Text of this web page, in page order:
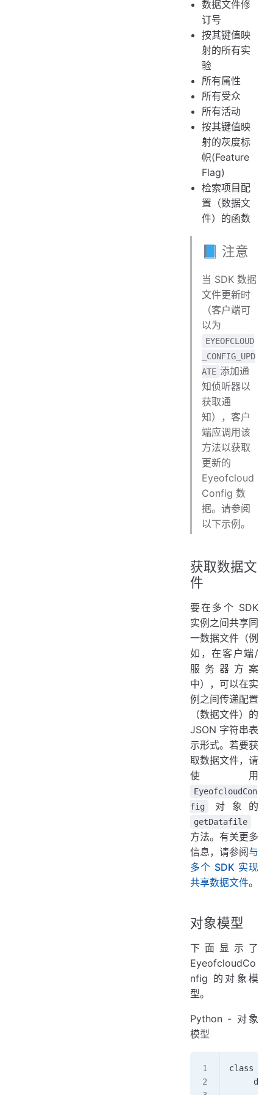
数据文件修
订号
按其键值映
射的所有实
验
所有属性
所有受众
所有活动
按其键值映
射的灰度标
帜(Feature
Flag)
检索项目配
置（数据文
件）的函数
📘 注意
当 SDK 数据
文件更新时
（客户端可
以为
EYEOFCLOUD
_CONFIG_UPD
ATE 添加通
知侦听器以
获取通
知），客户
端应调用该
方法以获取
更新的
Eyeofcloud
Config 数
据。请参阅
以下示例。
获取数据文
件
要在多个 SDK
实例之间共享同
一数据文件（例
如，在客户端/
服务器方案
中），可以在实
例之间传递配置
（数据文件）的
JSON 字符串表
示形式。若要获
取数据文件，请
使用
EyeofcloudCon
fig
对象的
getDatafile
方法。有关更多
信息，请参阅与
多个 SDK 实现
共享数据文件。
对象模型
下面显示了
EyeofcloudCo
nfig 的对象模
型。
Python - 对象
模型
class
def